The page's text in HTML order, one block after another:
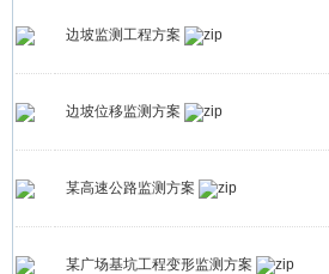
边坡监测工程方案
边坡位移监测方案
某高速公路监测方案
某广场基坑工程变形监测方案